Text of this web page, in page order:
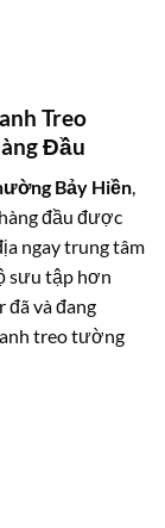
Treo
Đầu
Bảy Hiền,
đầu được
ngay trung tâm
sưu tập hơn
đã và đang
treo tường